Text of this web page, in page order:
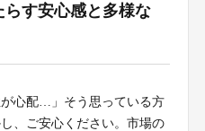
す安心感と多様な
が心配…」そう思っている方
、ご安心ください。市場の